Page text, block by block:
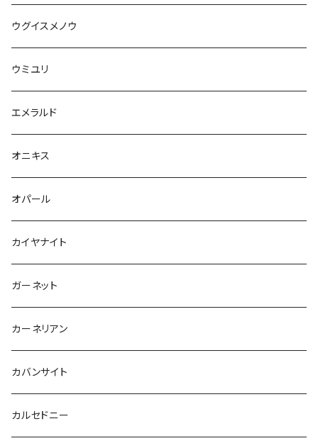
ウグイスメノウ
ウミユリ
エメラルド
オニキス
オパール
カイヤナイト
ガーネット
カーネリアン
カバンサイト
カルセドニー